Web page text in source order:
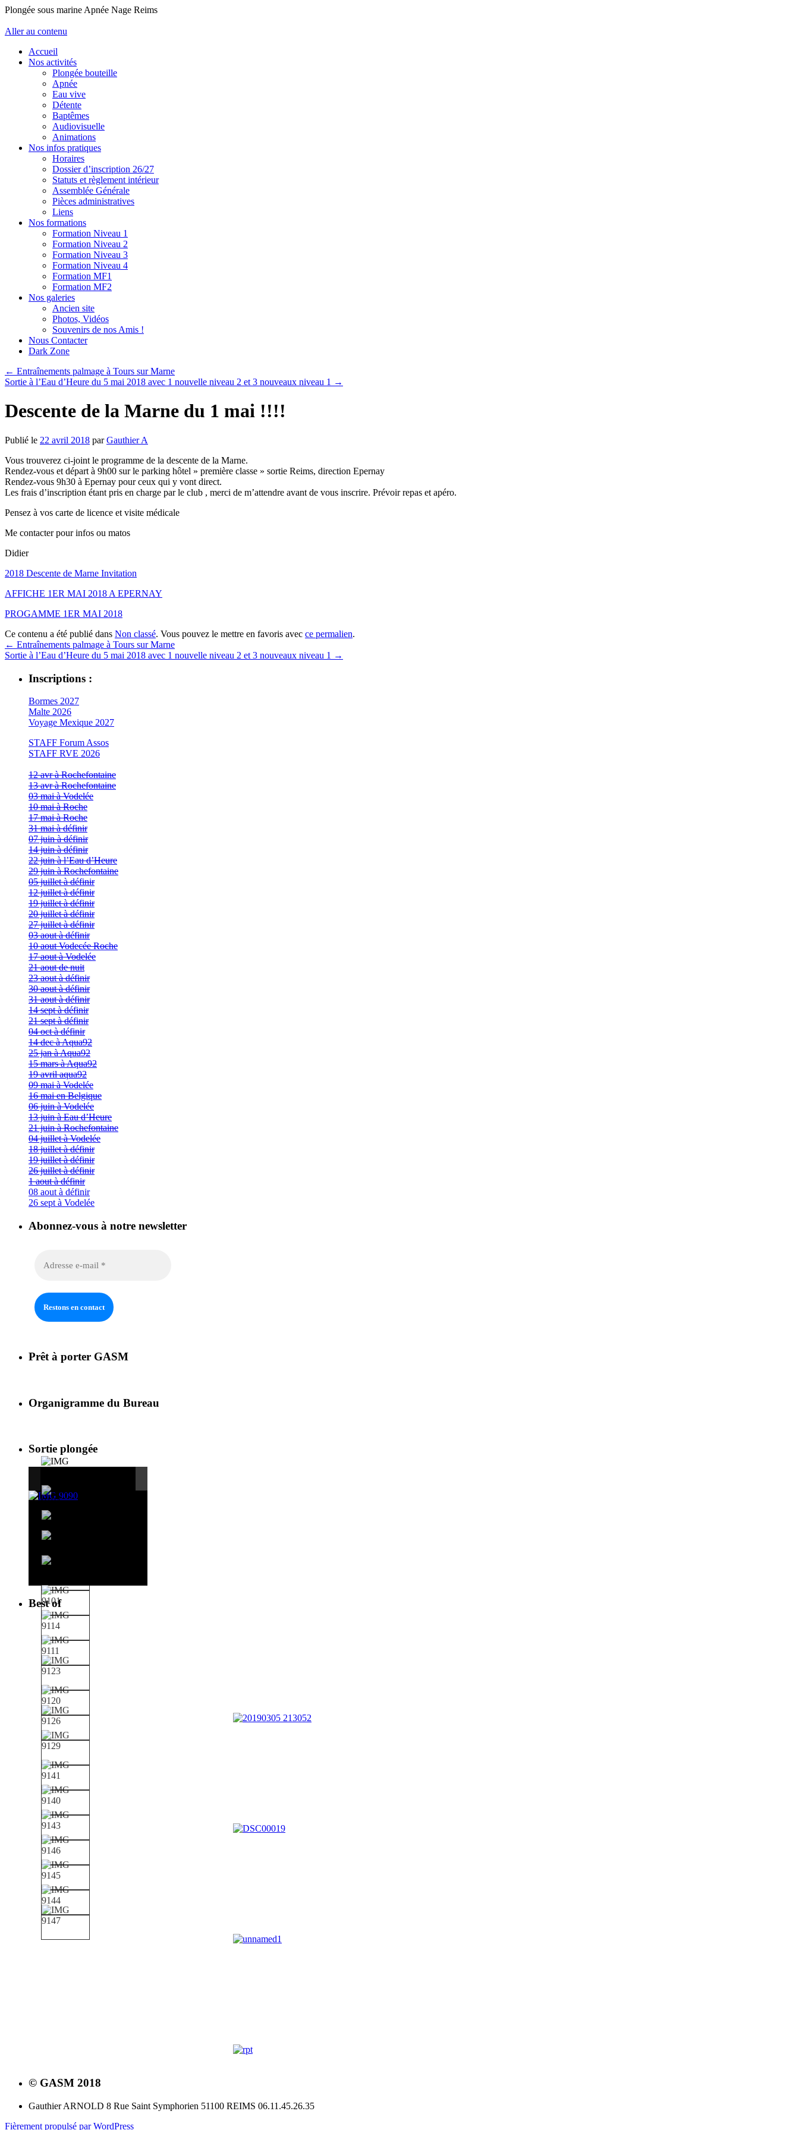
Plongée sous marine Apnée Nage Reims
Aller au contenu
Accueil
Nos activités
Plongée bouteille
Apnée
Eau vive
Détente
Baptêmes
Audiovisuelle
Animations
Nos infos pratiques
Horaires
Dossier d’inscription 26/27
Statuts et règlement intérieur
Assemblée Générale
Pièces administratives
Liens
Nos formations
Formation Niveau 1
Formation Niveau 2
Formation Niveau 3
Formation Niveau 4
Formation MF1
Formation MF2
Nos galeries
Ancien site
Photos, Vidéos
Souvenirs de nos Amis !
Nous Contacter
Dark Zone
← Entraînements palmage à Tours sur Marne
Sortie à l’Eau d’Heure du 5 mai 2018 avec 1 nouvelle niveau 2 et 3 nouveaux niveau 1 →
Descente de la Marne du 1 mai !!!!
Publié le 22 avril 2018 par Gauthier A
Vous trouverez ci-joint le programme de la descente de la Marne.
Rendez-vous et départ à 9h00 sur le parking hôtel » première classe » sortie Reims, direction Epernay
Rendez-vous 9h30 à Epernay pour ceux qui y vont direct.
Les frais d’inscription étant pris en charge par le club , merci de m’attendre avant de vous inscrire. Prévoir repas et apéro.
Pensez à vos carte de licence et visite médicale
Me contacter pour infos ou matos
Didier
2018 Descente de Marne Invitation
AFFICHE 1ER MAI 2018 A EPERNAY
PROGAMME 1ER MAI 2018
Ce contenu a été publié dans Non classé. Vous pouvez le mettre en favoris avec ce permalien.
← Entraînements palmage à Tours sur Marne
Sortie à l’Eau d’Heure du 5 mai 2018 avec 1 nouvelle niveau 2 et 3 nouveaux niveau 1 →
Inscriptions :
Bormes 2027
Malte 2026
Voyage Mexique 2027
STAFF Forum Assos
STAFF RVE 2026
12 avr à Rochefontaine
13 avr à Rochefontaine
03 mai à Vodelée
10 mai à Roche
17 mai à Roche
31 mai à définir
07 juin à définir
14 juin à définir
22 juin à l’Eau d’Heure
29 juin à Rochefontaine
05 juillet à définir
12 juillet à définir
19 juillet à définir
20 juillet à définir
27 juillet à définir
03 aout à définir
10 aout Vodecée Roche
17 aout à Vodelée
21 aout de nuit
23 aout à définir
30 aout à définir
31 aout à définir
14 sept à définir
21 sept à définir
04 oct à définir
14 dec à Aqua92
25 jan à Aqua92
15 mars à Aqua92
19 avril aqua92
09 mai à Vodelée
16 mai en Belgique
06 juin à Vodelée
13 juin à Eau d’Heure
21 juin à Rochefontaine
04 juillet à Vodelée
18 juillet à définir
19 juillet à définir
26 juillet à définir
1 aout à définir
08 aout à définir
26 sept à Vodelée
Abonnez-vous à notre newsletter
Prêt à porter GASM
Organigramme du Bureau
Sortie plongée
Best of
© GASM 2018
Gauthier ARNOLD 8 Rue Saint Symphorien 51100 REIMS 06.11.45.26.35
Fièrement propulsé par WordPress